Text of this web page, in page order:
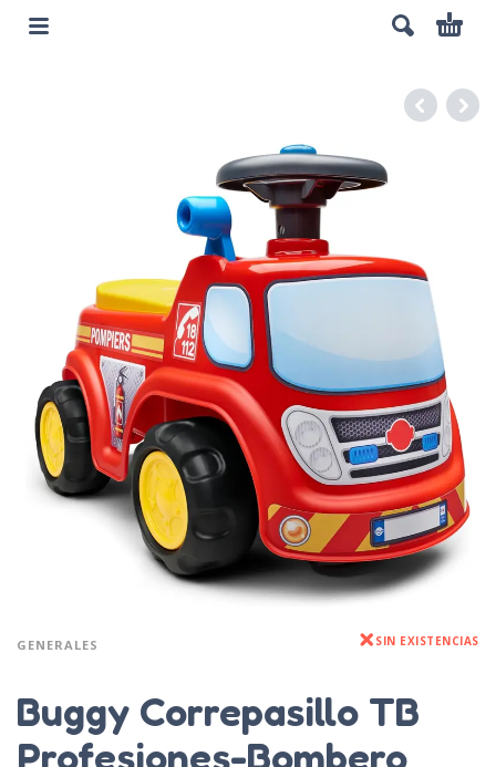
GENERALES SIN EXISTENCIAS
Buggy Correpasillo TB
Profesiones-Bombero